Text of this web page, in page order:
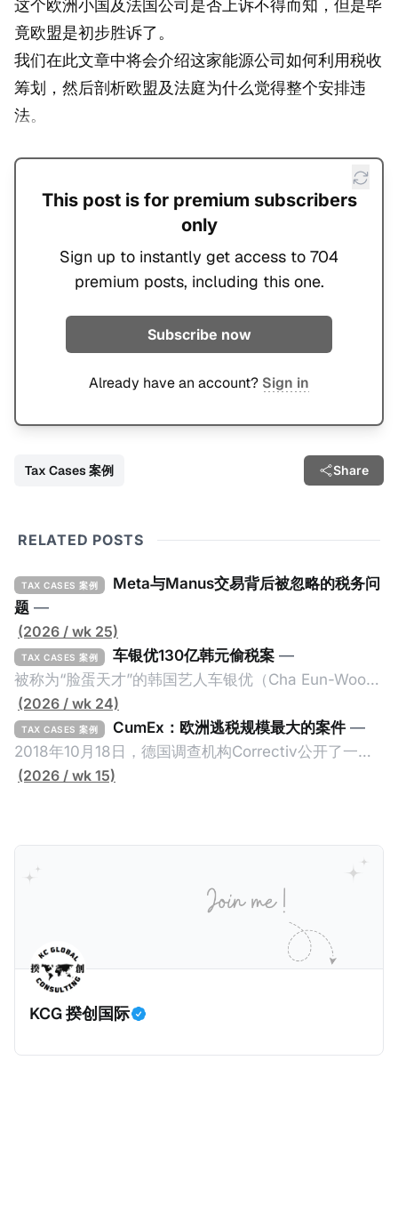
这个欧洲小国及法国公司是否上诉不得而知，但是毕
竟欧盟是初步胜诉了。
我们在此文章中将会介绍这家能源公司如何利用税收
筹划，然后剖析欧盟及法庭为什么觉得整个安排违
法。
This post is for premium subscribers
only
Sign up to instantly get access to 704
premium posts, including this one.
Subscribe now
Already have an account? Sign in
Tax Cases 案例 Share
RELATED POSTS
TAX CASES 案例
Meta与Manus交易背后被忽略的税务问
题 —
(2026 / wk 25)
TAX CASES 案例 车银优130亿韩元偷税案 —
被称为“脸蛋天才”的韩国艺人车银优（Cha Eun-Woo，
原名：李东敏）以零瑕疵的完美人设著称。但是，在
2026年1月，韩国国税厅的一纸追缴超过200亿韩元
（折合约8900万人民币）通知，将其推向了涉嫌逃避
缴纳所得税的舆论风口浪尖。 经过事情发展多月，最后
缴税款的记录。虽然他已经公开承认错误，但这一风波
已彻底重创其公众形象，导致多项高奢代言流产。不
过，他不至于被“封杀”，2026年5月15日Netflix的奇幻
动作喜剧《超能路人甲》正式上线，车银优在剧中饰演
主角之一李云情。 我们在这一篇文章将会基于网上信
息，剖析整个事情的来龙去脉。 请注意，由于车银优的
案例并无公开判决信息，网上信息不一定100%准确，
我们已经尽量采纳多方信息，争取以最客观的角度来推
(2026 / wk 24)
TAX CASES 案例 CumEx：欧洲逃税规模最大的案件 —
2018年10月18日，德国调查机构Correctiv公开了一件
跨越十多年及横跨多个国家的逃税案，涉税金额超过
家金融机构，并引致了多家机构被起诉，部分甚至因而
破产。这一篇文章将会结合Correctiv、经合组织、
amaBhungane等国际组织的报告及文章，来给大家剖
Cum，简单来说就是“带股息”或“含股息”。 一家上市公
司宣告了股息，但在股权登记日截止前未支付股息的期
间，就属于“带股息”。比如，中国银行在2025年12月5
日公告派股息每10股1.094元，而2025年12月10日为最
(2026 / wk 15)
KCG 揆创国际